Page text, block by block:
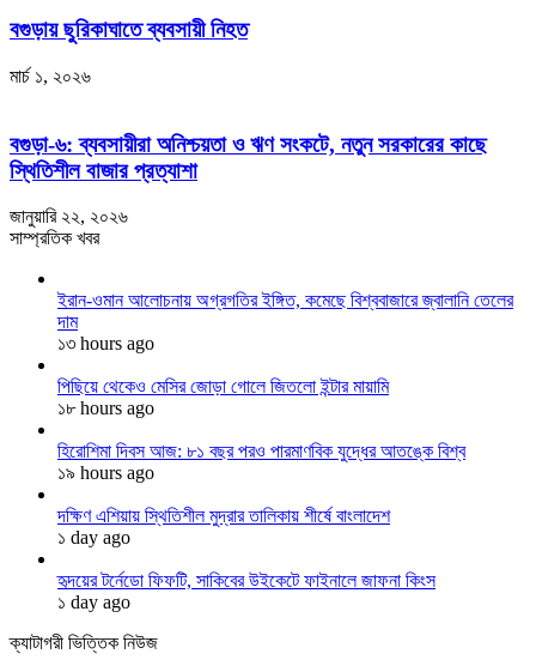
বগুড়ায় ছুরিকাঘাতে ব্যবসায়ী নিহত
মার্চ ১, ২০২৬
বগুড়া-৬: ব্যবসায়ীরা অনিশ্চয়তা ও ঋণ সংকটে, নতুন সরকারের কাছে
স্থিতিশীল বাজার প্রত্যাশা
জানুয়ারি ২২, ২০২৬
সাম্প্রতিক খবর
ইরান-ওমান আলোচনায় অগ্রগতির ইঙ্গিত, কমেছে বিশ্ববাজারে জ্বালানি তেলের
দাম
১৩ hours ago
পিছিয়ে থেকেও মেসির জোড়া গোলে জিতলো ইন্টার মায়ামি
১৮ hours ago
হিরোশিমা দিবস আজ: ৮১ বছর পরও পারমাণবিক যুদ্ধের আতঙ্কে বিশ্ব
১৯ hours ago
দক্ষিণ এশিয়ায় স্থিতিশীল মুদ্রার তালিকায় শীর্ষে বাংলাদেশ
১ day ago
হৃদয়ের টর্নেডো ফিফটি, সাকিবের উইকেটে ফাইনালে জাফনা কিংস
১ day ago
ক্যাটাগরী ভিত্তিক নিউজ